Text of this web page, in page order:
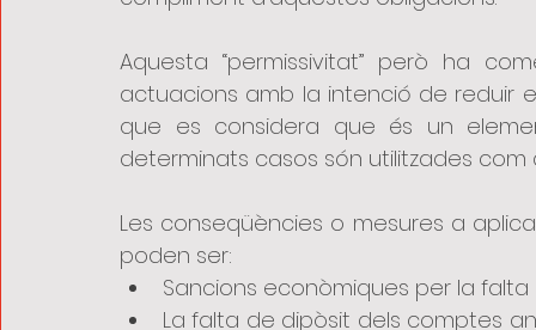
Aquesta “permissivitat” però ha
actuacions amb la intenció de reduir
que es considera que és un
determinats casos són utilitzades
Les conseqüències o mesures a
poden ser:
Sancions econòmiques per la
La falta de dipòsit dels comptes